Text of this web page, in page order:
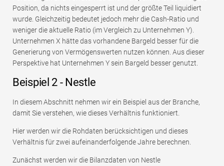
Position, da nichts eingesperrt ist und der größte Teil liquidiert
wurde. Gleichzeitig bedeutet jedoch mehr die Cash-Ratio und
weniger die aktuelle Ratio (im Vergleich zu Unternehmen Y).
Unternehmen X hätte das vorhandene Bargeld besser für die
Generierung von Vermögenswerten nutzen können. Aus dieser
Perspektive hat Unternehmen Y sein Bargeld besser genutzt.
Beispiel 2 - Nestle
In diesem Abschnitt nehmen wir ein Beispiel aus der Branche,
damit Sie verstehen, wie dieses Verhältnis funktioniert.
Hier werden wir die Rohdaten berücksichtigen und dieses
Verhältnis für zwei aufeinanderfolgende Jahre berechnen.
Zunächst werden wir die Bilanzdaten von Nestle